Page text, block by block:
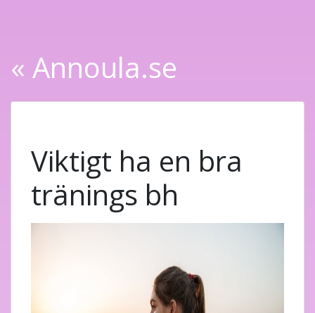
« Annoula.se
Viktigt ha en bra
tränings bh